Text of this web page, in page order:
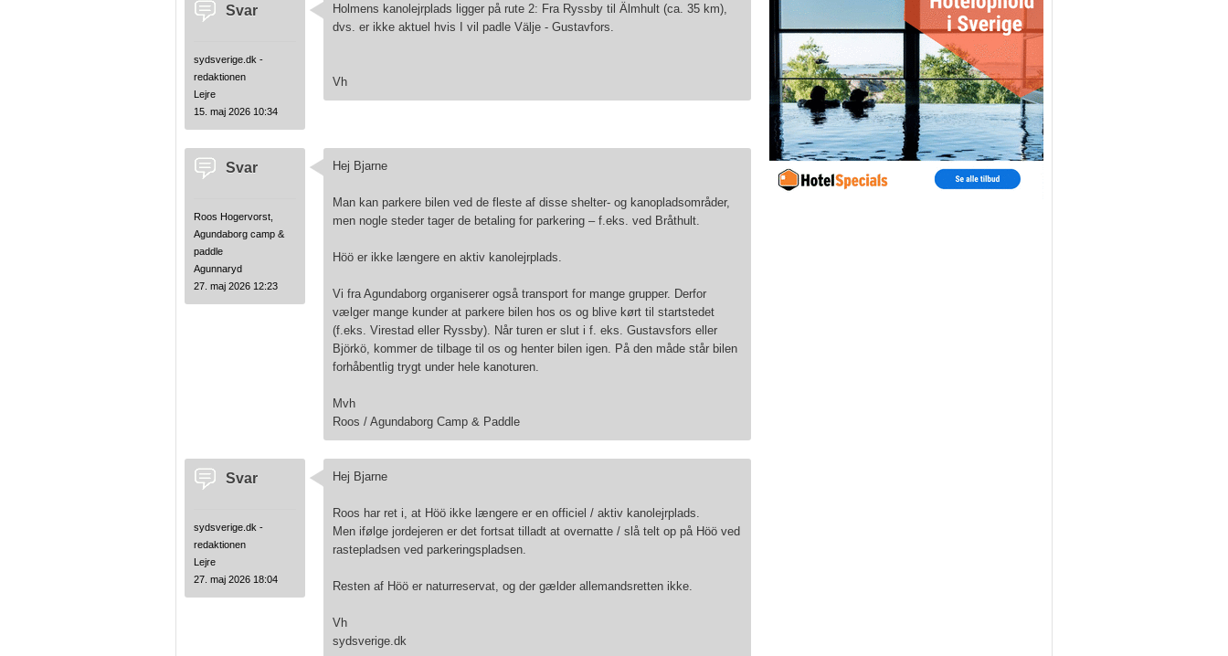
Svar
sydsverige.dk -
redaktionen
Lejre
15. maj 2026 10:34
Holmens kanolejrplads ligger på rute 2: Fra Ryssby til Älmhult (ca. 35 km),
dvs. er ikke aktuel hvis I vil padle Välje - Gustavfors.
Vh
Svar
Roos Hogervorst,
Agundaborg camp &
paddle
Agunnaryd
27. maj 2026 12:23
Hej Bjarne
Man kan parkere bilen ved de fleste af disse shelter- og kanopladsområder,
men nogle steder tager de betaling for parkering – f.eks. ved Bråthult.
Höö er ikke længere en aktiv kanolejrplads.
Vi fra Agundaborg organiserer også transport for mange grupper. Derfor
vælger mange kunder at parkere bilen hos os og blive kørt til startstedet
(f.eks. Virestad eller Ryssby). Når turen er slut i f. eks. Gustavsfors eller
Björkö, kommer de tilbage til os og henter bilen igen. På den måde står bilen
forhåbentlig trygt under hele kanoturen.
Mvh
Roos / Agundaborg Camp & Paddle
Svar
sydsverige.dk -
redaktionen
Lejre
27. maj 2026 18:04
Hej Bjarne
Roos har ret i, at Höö ikke længere er en officiel / aktiv kanolejrplads.
Men ifølge jordejeren er det fortsat tilladt at overnatte / slå telt op på Höö ved
rastepladsen ved parkeringspladsen.
Resten af Höö er naturreservat, og der gælder allemandsretten ikke.
Vh
sydsverige.dk